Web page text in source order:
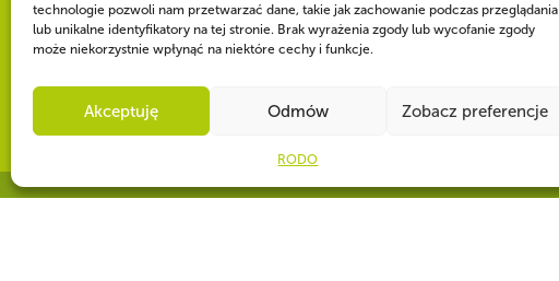
technologie pozwoli nam przetwarzać dane, takie jak zachowanie podczas przeglądania
lub unikalne identyfikatory na tej stronie. Brak wyrażenia zgody lub wycofanie zgody
może niekorzystnie wpłynąć na niektóre cechy i funkcje.
Akceptuję Odmów Zobacz preferencje
RODO
WSPÓLNIE DLA HARCERSKIEJ MISJI
Twoje wsparcie, nasza siła!